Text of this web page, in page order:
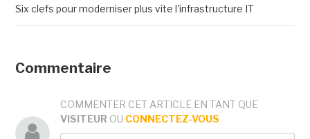
Six clefs pour moderniser plus vite l'infrastructure IT
Commentaire
COMMENTER CET ARTICLE EN TANT QUE
VISITEUR OU CONNECTEZ-VOUS